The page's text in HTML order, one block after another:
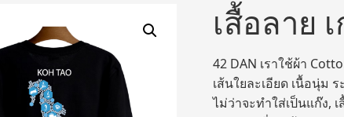
เสื้อลาย
42 DAN เราใช้ผ้า
เส้นใยละเอียด เนื้อนุ่ม
ไม่ว่าจะทำใส่เป็นแก๊ง,